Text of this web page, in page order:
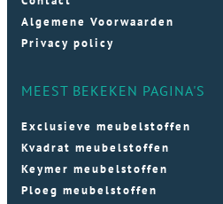
Algemene Voorwaarden
Privacy policy
MEEST BEKEKEN PAGINA'S
Exclusieve meubelstoffen
Kvadrat meubelstoffen
Keymer meubelstoffen
Ploeg meubelstoffen